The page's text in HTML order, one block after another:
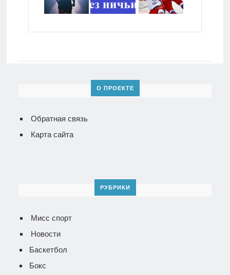
О ПРОЕКТЕ
Обратная связь
Карта сайта
РУБРИКИ
Мисс спорт
Новости
Баскетбол
Бокс